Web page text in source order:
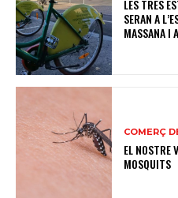
LES TRES
SERAN A
MASSANA I
COMERÇ
EL NOSTRE
MOSQUITS